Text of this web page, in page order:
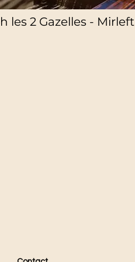
les 2 Gazelles - Mirleft